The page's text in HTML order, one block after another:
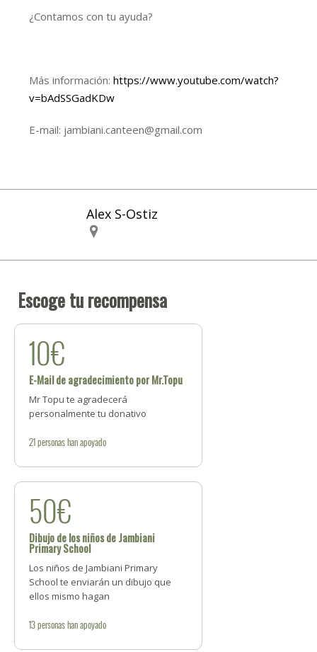
¿Contamos con tu ayuda?
Más información: https://www.youtube.com/watch?
v=bAdSSGadKDw
E-mail: jambiani.canteen@gmail.com
Alex S-Ostiz
Escoge tu recompensa
10€
E-Mail de agradecimiento por Mr.Topu
Mr Topu te agradecerá
personalmente tu donativo
21personashan apoyado
50€
Dibujo de los niños de Jambiani
Primary School
Los niños de Jambiani Primary
School te enviarán un dibujo que
ellos mismo hagan
13personashan apoyado